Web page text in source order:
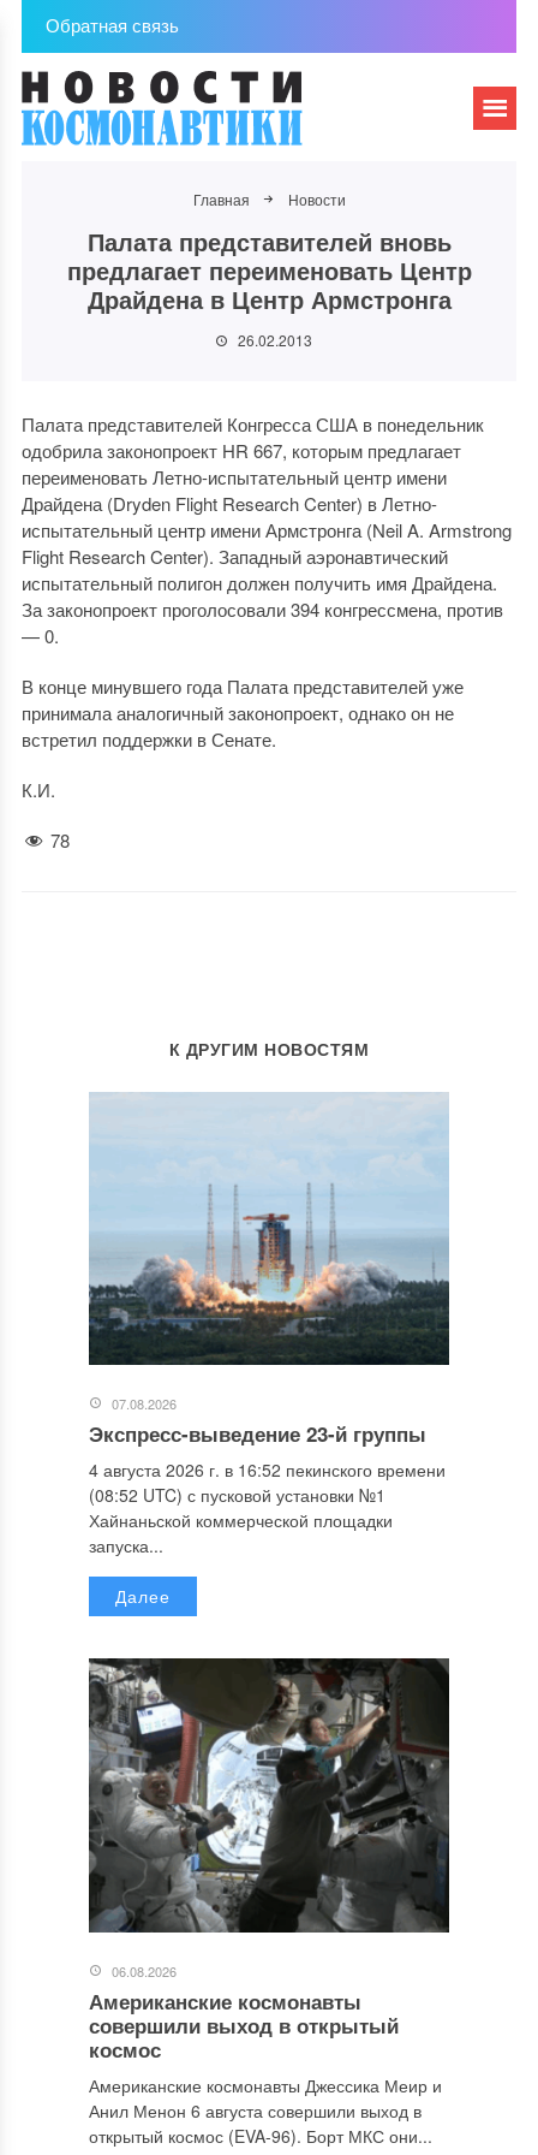
Обратная связь
Главная Новости
Палата представителей вновь
предлагает переименовать Центр
Драйдена в Центр Армстронга
26.02.2013
Палата представителей Конгресса США в понедельник
одобрила законопроект HR 667, которым предлагает
переименовать Летно-испытательный центр имени
Драйдена (Dryden Flight Research Center) в Летно-
испытательный центр имени Армстронга (Neil A. Armstrong
Flight Research Center). Западный аэронавтический
испытательный полигон должен получить имя Драйдена.
За законопроект проголосовали 394 конгрессмена, против
— 0.
В конце минувшего года Палата представителей уже
принимала аналогичный законопроект, однако он не
встретил поддержки в Сенате.
К.И.
78
К ДРУГИМ НОВОСТЯМ
07.08.2026
Экспресс-выведение 23-й группы
4 августа 2026 г. в 16:52 пекинского времени
(08:52 UTC) с пусковой установки №1
Хайнаньской коммерческой площадки
запуска...
Далее
06.08.2026
Американские космонавты
совершили выход в открытый
космос
Американские космонавты Джессика Меир и
Анил Менон 6 августа совершили выход в
открытый космос (EVA-96). Борт МКС они...